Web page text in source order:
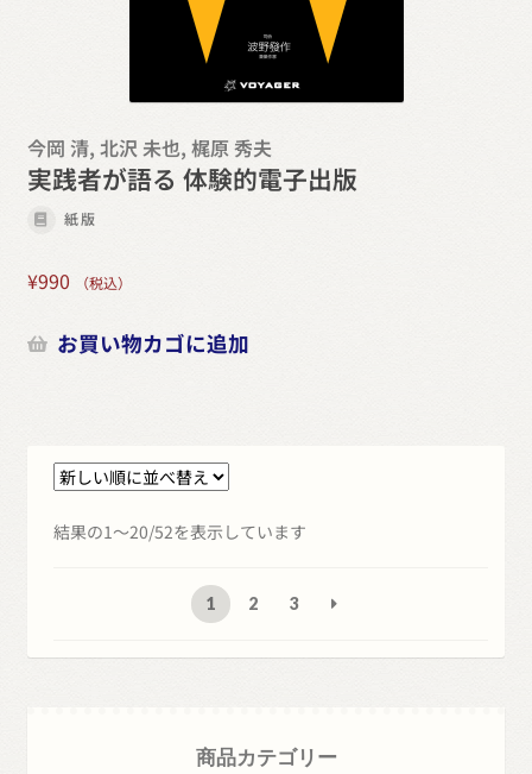
今岡 清, 北沢 未也, 梶原 秀夫
実践者が語る 体験的電子出版
紙版
¥990 （税込）
お買い物カゴに追加
結果の1～20/52を表示しています
1 2 3
商品カテゴリー